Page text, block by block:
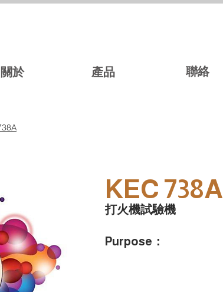
關於 產品 聯絡
KEC 738A
打火機試驗機
Purpose：